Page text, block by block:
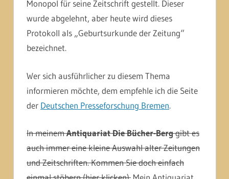
Monopol für seine Zeitschrift gestellt. Dieser
wurde abgelehnt, aber heute wird dieses
Protokoll als „Geburtsurkunde der Zeitung“
bezeichnet.
Wer sich ausführlicher zu diesem Thema
informieren möchte, dem empfehle ich die Seite
der Deutschen Presseforschung Bremen.
In meinemAntiquariat Die Bücher-Berggibt es
auch immer eine kleine Auswahl alter Zeitungen
und Zeitschriften. Kommen Sie doch einfach